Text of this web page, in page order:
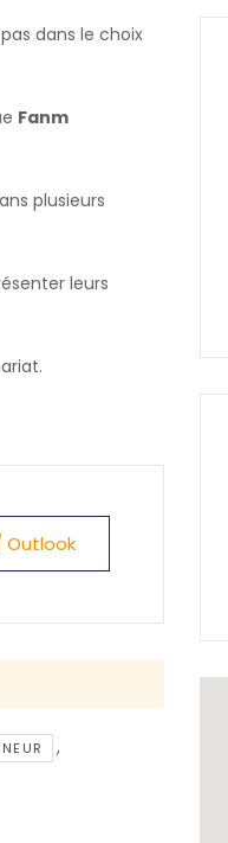
dans le choix
Fanm
plusieurs
leurs
Outlook
,